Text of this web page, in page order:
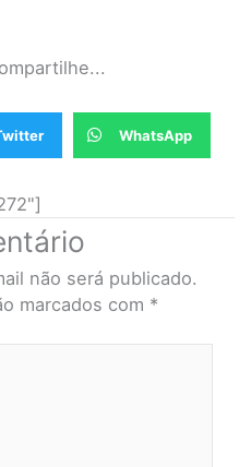
WhatsApp
não será publicado.
marcados com *